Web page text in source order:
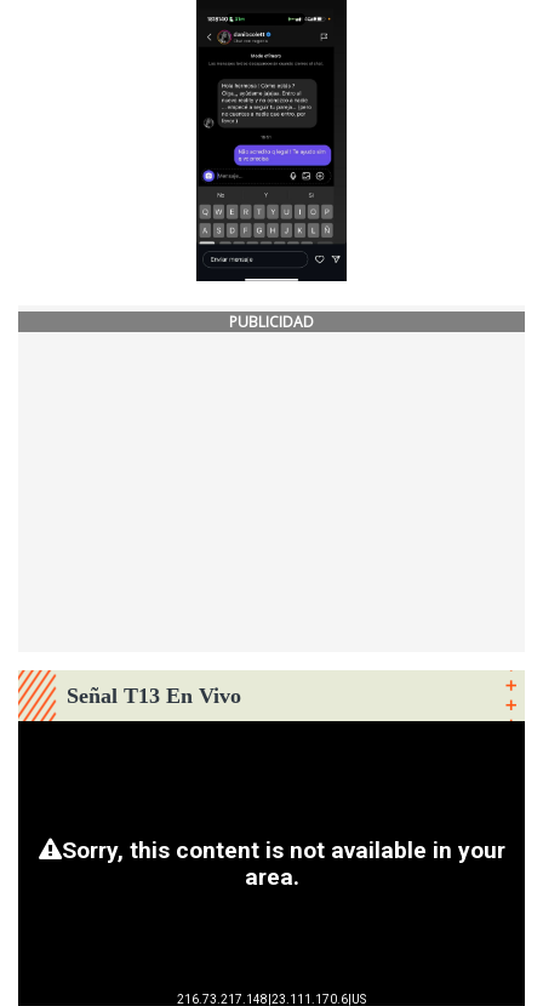
PUBLICIDAD
Señal T13 En Vivo